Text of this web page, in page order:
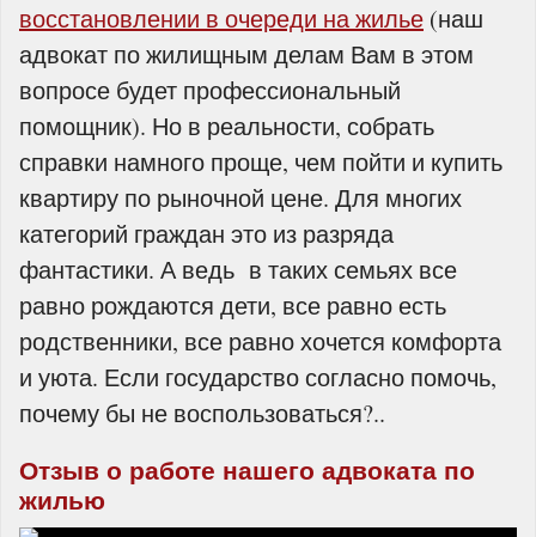
восстановлении в очереди на жилье (наш
адвокат по жилищным делам Вам в этом
вопросе будет профессиональный
помощник). Но в реальности, собрать
справки намного проще, чем пойти и купить
квартиру по рыночной цене. Для многих
категорий граждан это из разряда
фантастики. А ведь в таких семьях все
равно рождаются дети, все равно есть
родственники, все равно хочется комфорта
и уюта. Если государство согласно помочь,
почему бы не воспользоваться?..
Отзыв о работе нашего адвоката по
жилью